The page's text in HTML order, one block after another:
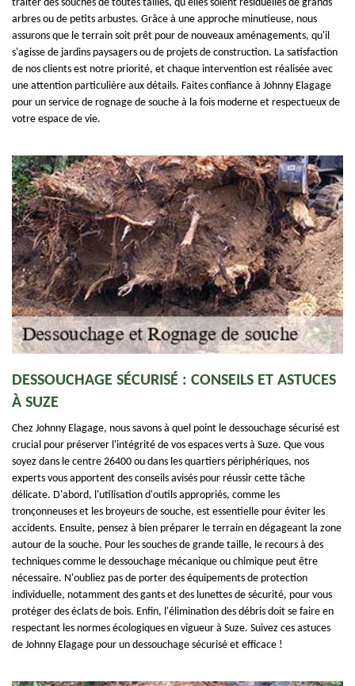
traiter des souches de toutes tailles, qu'elles soient résiduelles de grands
arbres ou de petits arbustes. Grâce à une approche minutieuse, nous
assurons que le terrain soit prêt pour de nouveaux aménagements, qu'il
s'agisse de jardins paysagers ou de projets de construction. La satisfaction
de nos clients est notre priorité, et chaque intervention est réalisée avec
une attention particulière aux détails. Faites confiance à Johnny Elagage
pour un service de rognage de souche à la fois moderne et respectueux de
votre espace de vie.
DESSOUCHAGE SÉCURISÉ : CONSEILS ET ASTUCES
À SUZE
Chez Johnny Elagage, nous savons à quel point le dessouchage sécurisé est
crucial pour préserver l'intégrité de vos espaces verts à Suze. Que vous
soyez dans le centre 26400 ou dans les quartiers périphériques, nos
experts vous apportent des conseils avisés pour réussir cette tâche
délicate. D'abord, l'utilisation d'outils appropriés, comme les
tronçonneuses et les broyeurs de souche, est essentielle pour éviter les
accidents. Ensuite, pensez à bien préparer le terrain en dégageant la zone
autour de la souche. Pour les souches de grande taille, le recours à des
techniques comme le dessouchage mécanique ou chimique peut être
nécessaire. N'oubliez pas de porter des équipements de protection
individuelle, notamment des gants et des lunettes de sécurité, pour vous
protéger des éclats de bois. Enfin, l'élimination des débris doit se faire en
respectant les normes écologiques en vigueur à Suze. Suivez ces astuces
de Johnny Elagage pour un dessouchage sécurisé et efficace !